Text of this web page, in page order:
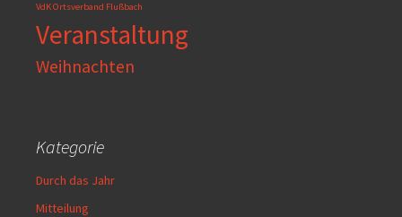
VdK Ortsverband Flußbach
Veranstaltung
Weihnachten
Kategorie
Durch das Jahr
Mitteilung